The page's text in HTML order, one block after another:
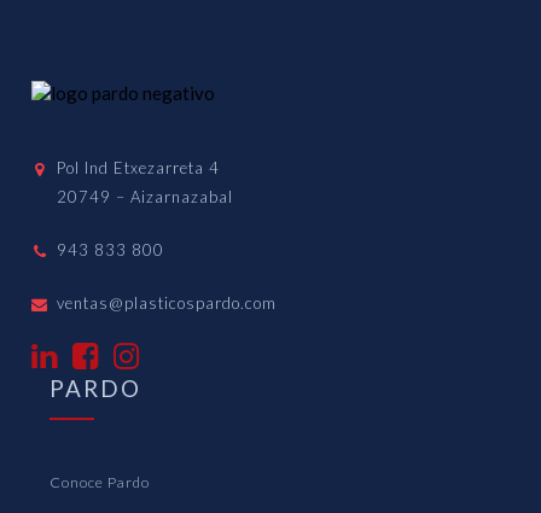
Pol Ind Etxezarreta 4
20749 – Aizarnazabal
943 833 800
ventas@plasticospardo.com
PARDO
Conoce Pardo